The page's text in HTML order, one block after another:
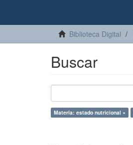
Biblioteca Digital
Buscar
Materia: estado nutricional ×